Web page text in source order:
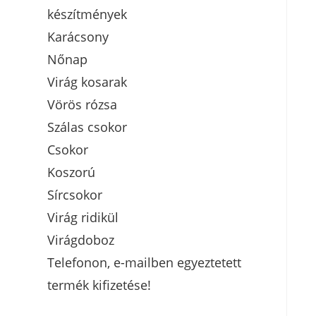
készítmények
Karácsony
Nőnap
Virág kosarak
Vörös rózsa
Szálas csokor
Csokor
Koszorú
Sírcsokor
Virág ridikül
Virágdoboz
Telefonon, e-mailben egyeztetett
termék kifizetése!